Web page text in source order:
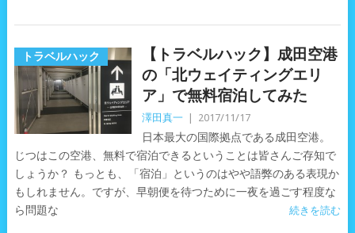
トラベルハック
【トラベルハック】成田空港
の「北ウェイティングエリ
ア」で無料宿泊してみた
澤田真一 2017/11/17
日本最大の国際拠点である成田空港。
じつはこの空港、無料で宿泊できるということは皆さんご存知で
しょうか？ もっとも、「宿泊」というのはやや語弊のある表現か
もしれません。ですが、早朝便を待つために一夜を過ごす程度な
ら問題な
続きを読む